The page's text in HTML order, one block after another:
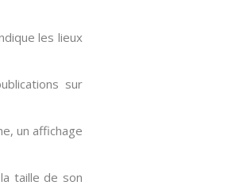
les lieux
sur
un affichage
taille de son